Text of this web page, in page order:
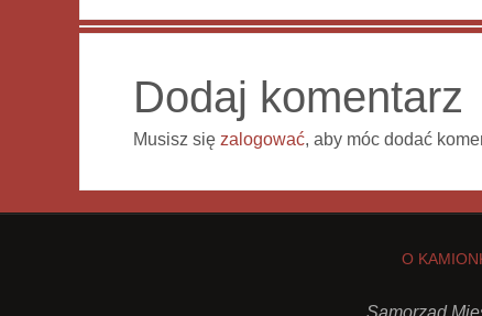
Dodaj komentarz
Musisz się zalogować, aby móc dodać
O
Samorząd